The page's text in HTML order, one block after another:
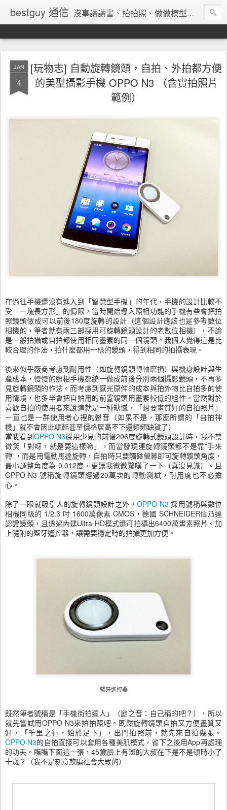
bestguy 通信 沒事讀讀書、拍拍照、做做模型、收集玩具與老相機的網路業老兵
JAN
4
[玩物志] 自動旋轉鏡頭，自拍、外拍都方便
的美型攝影手機 OPPO N3 （含實拍照片
範例）
在過往手機還沒有進入到「智慧型手機」的年代，手機的設計比較不
受「一塊長方形」的侷限，當時開始導入照相功能的手機有些會把拍
照鏡頭做成可以前後180度旋轉的設計（這個設計應該也是參考數位
相機的，筆者就有兩三部採用可旋轉鏡頭設計的老數位相機），不論
是一般拍攝或自拍都使用相同畫素的同一個鏡頭。我個人覺得這是比
較合理的作法，拍什麼都用一樣的鏡頭，得到相同的拍攝表現。
後來似乎廠商考慮到耐用性（如旋轉鏡頭轉軸磨損）與機身設計與生
產成本，慢慢的照相手機都統一做成前後分別兩個攝影鏡頭，不再多
見旋轉鏡頭的作法。而考慮到感光原件的成本與拍外物比自拍多的使
用情境，也多半會把自拍用的前置鏡頭用畫素較低的組件。當然對於
喜歡自拍的使用者來說這就是一種缺憾，「想要畫質好的自拍照片」
一直也是一群使用者心裡的聲音（如果不是，那麼所謂的「自拍神
機」就不會因此崛起甚至價格居高不下還頻頻缺貨了）
當我看到OPPO N3採用少見的前後206度旋轉式鏡頭設計時，我不禁
微笑「對呀，就是要這樣嘛」，而當發現連旋轉鏡頭都不是靠”手來
轉”，而是用電動馬達旋轉，自拍時只要觸碰螢幕即可旋轉鏡頭角度，
最小調整角度為 0.012度，更讓我微微驚嘆了一下（真沒見識）。且
OPPO N3 號稱旋轉鏡頭經過20萬次的轉動測試，耐用度也不必擔
心。
除了一眼就吸引人的旋轉鏡頭設計之外，OPPO N3採用號稱與數位
相機同級的 1/2.3 吋 1600萬像素 CMOS，德國 SCHNEIDER信乃達
認證鏡頭，且透過內建Ultra HD模式還可拍攝出6400萬畫素照片。加
上隨附的藍牙遙控器，讓需要穩定時的拍攝更加方便。
藍牙遙控器
既然筆者號稱是「手機街拍達人」（謎之音：自己稱的吧？），所以
就先嘗試用OPPO N3來拍拍照吧。既然旋轉鏡頭自拍又方便畫質又
好，「千里之行，始於足下」，出門拍照前，就先來自拍幾張。
OPPO N3的自拍直接可以套用各種美肌模式，省下之後用App再處理
的功夫。瞧瞧下面這一張，45歲臉上有斑的大叔在下是不是頓時小了
十歲？（我不是刻意欺騙社會大眾的）